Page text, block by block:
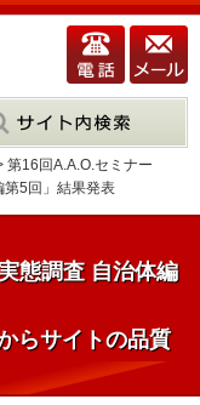
第16回A.A.O.セミナー
第5回」結果発表
態調査 自治体編
らサイトの品質